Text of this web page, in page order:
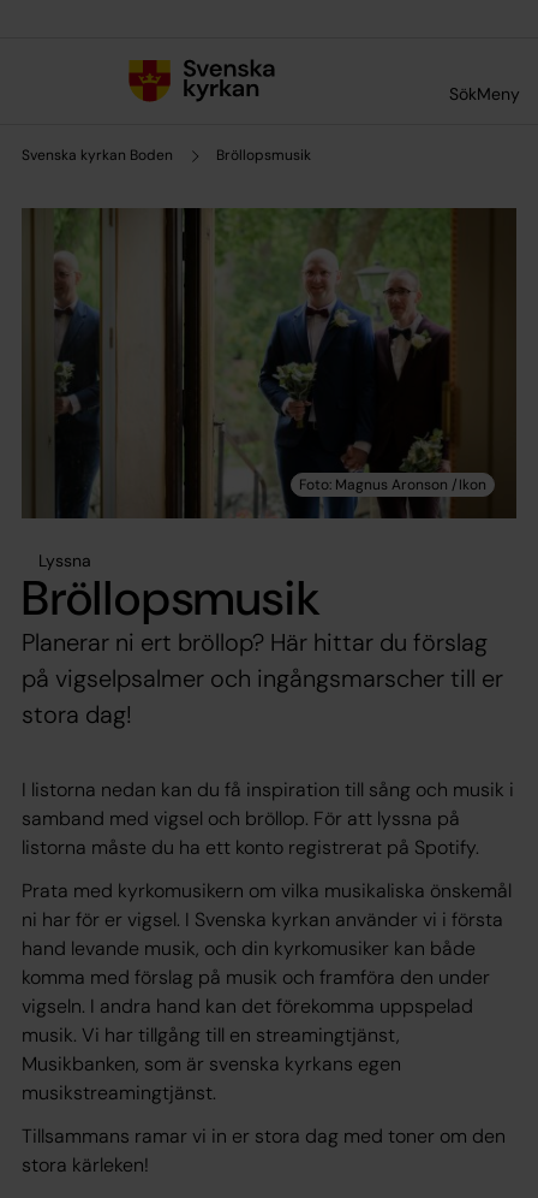
SökMeny
Svenska kyrkan Boden Bröllopsmusik
Lyssna
Bröllopsmusik
Planerar ni ert bröllop? Här hittar du förslag
på vigselpsalmer och ingångsmarscher till er
stora dag!
I listorna nedan kan du få inspiration till sång och musik i
samband med vigsel och bröllop. För att lyssna på
listorna måste du ha ett konto registrerat på Spotify.
Prata med kyrkomusikern om vilka musikaliska önskemål
ni har för er vigsel. I Svenska kyrkan använder vi i första
hand levande musik, och din kyrkomusiker kan både
komma med förslag på musik och framföra den under
vigseln. I andra hand kan det förekomma uppspelad
musik. Vi har tillgång till en streamingtjänst,
Musikbanken, som är svenska kyrkans egen
musikstreamingtjänst.
Tillsammans ramar vi in er stora dag med toner om den
stora kärleken!